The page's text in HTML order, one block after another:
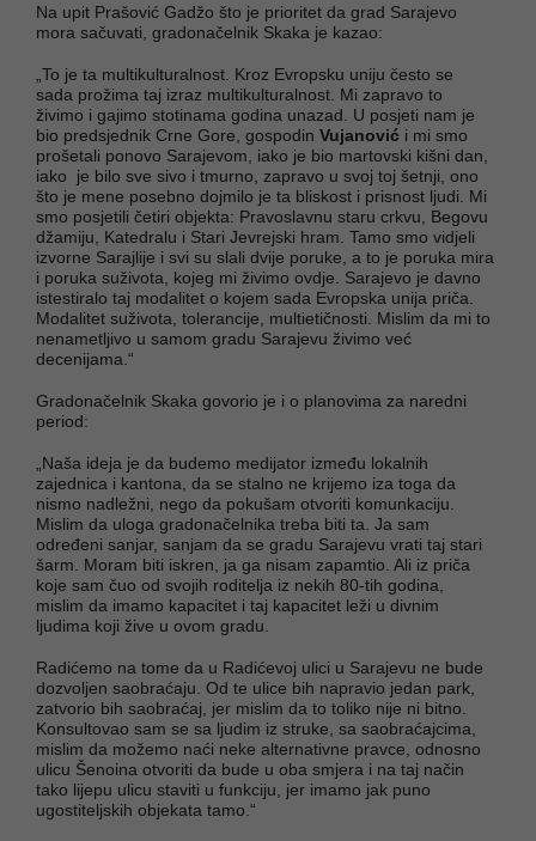
Na upit Prašović Gadžo što je prioritet da grad Sarajevo
mora sačuvati, gradonačelnik Skaka je kazao:
„To je ta multikulturalnost. Kroz Evropsku uniju često se
sada prožima taj izraz multikulturalnost. Mi zapravo to
živimo i gajimo stotinama godina unazad. U posjeti nam je
bio predsjednik Crne Gore, gospodin Vujanović i mi smo
prošetali ponovo Sarajevom, iako je bio martovski kišni dan,
iako je bilo sve sivo i tmurno, zapravo u svoj toj šetnji, ono
što je mene posebno dojmilo je ta bliskost i prisnost ljudi. Mi
smo posjetili četiri objekta: Pravoslavnu staru crkvu, Begovu
džamiju, Katedralu i Stari Jevrejski hram. Tamo smo vidjeli
izvorne Sarajlije i svi su slali dvije poruke, a to je poruka mira
i poruka suživota, kojeg mi živimo ovdje. Sarajevo je davno
istestiralo taj modalitet o kojem sada Evropska unija priča.
Modalitet suživota, tolerancije, multietičnosti. Mislim da mi to
nenametljivo u samom gradu Sarajevu živimo već
decenijama.“
Gradonačelnik Skaka govorio je i o planovima za naredni
period:
„Naša ideja je da budemo medijator između lokalnih
zajednica i kantona, da se stalno ne krijemo iza toga da
nismo nadležni, nego da pokušam otvoriti komunkaciju.
Mislim da uloga gradonačelnika treba biti ta. Ja sam
određeni sanjar, sanjam da se gradu Sarajevu vrati taj stari
šarm. Moram biti iskren, ja ga nisam zapamtio. Ali iz priča
koje sam čuo od svojih roditelja iz nekih 80-tih godina,
mislim da imamo kapacitet i taj kapacitet leži u divnim
ljudima koji žive u ovom gradu.
Radićemo na tome da u Radićevoj ulici u Sarajevu ne bude
dozvoljen saobraćaju. Od te ulice bih napravio jedan park,
zatvorio bih saobraćaj, jer mislim da to toliko nije ni bitno.
Konsultovao sam se sa ljudim iz struke, sa saobraćajcima,
mislim da možemo naći neke alternativne pravce, odnosno
ulicu Šenoina otvoriti da bude u oba smjera i na taj način
tako lijepu ulicu staviti u funkciju, jer imamo jak puno
ugostiteljskih objekata tamo.“